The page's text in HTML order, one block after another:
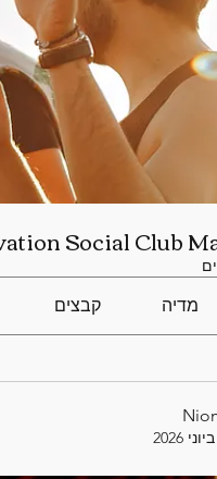
Social Club
מדיה קבצים